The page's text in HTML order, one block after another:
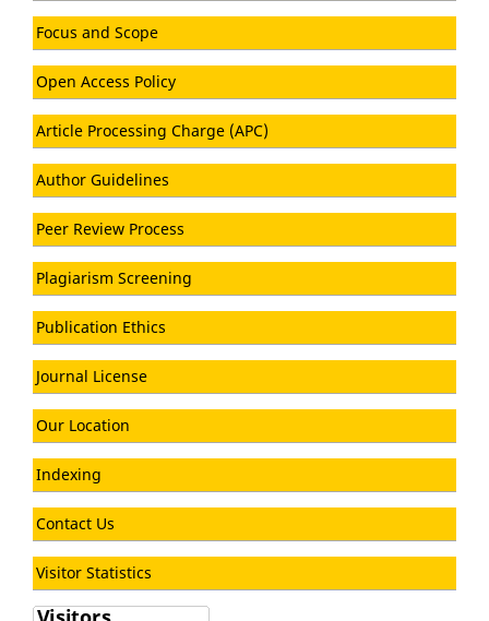
Focus and Scope
Open Access Policy
Article Processing Charge (APC)
Author Guidelines
Peer Review Process
Plagiarism Screening
Publication Ethics
Journal License
Our Location
Indexing
Contact Us
Visitor Statistics